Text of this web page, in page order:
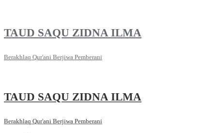
TAUD SAQU ZIDNA ILMA
Berakhlaq Qur'ani Berjiwa Pemberani
TAUD SAQU ZIDNA ILMA
Berakhlaq Qur'ani Berjiwa Pemberani